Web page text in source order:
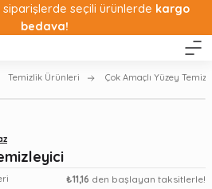
seçili ürünlerde kargo
bedava!
Temizlik Ürünleri Çok Amaçlı Yüzey
₺11,16 den başlayan taksitlerle!